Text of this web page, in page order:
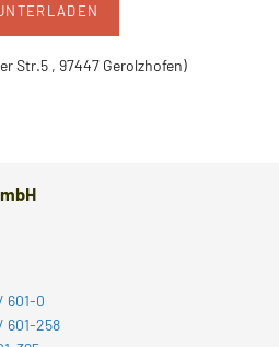
Str.5 , 97447 Gerolzhofen)
601-0
601-258